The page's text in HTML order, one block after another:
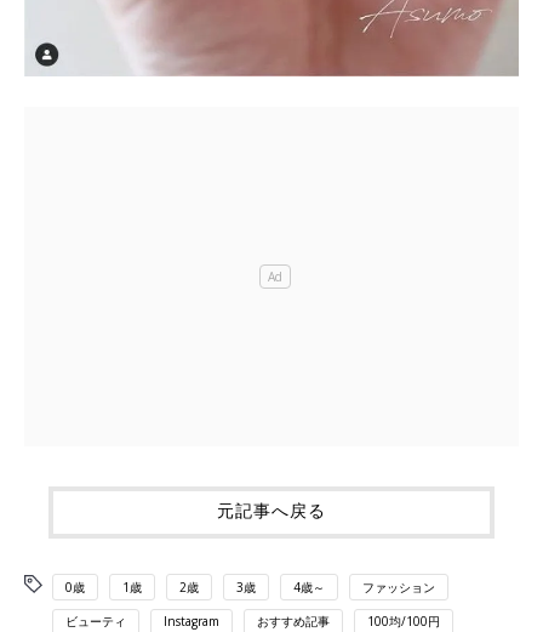
元記事へ戻る
0歳 1歳 2歳 3歳 4歳～ ファッション
ビューティ Instagram おすすめ記事 100均/100円